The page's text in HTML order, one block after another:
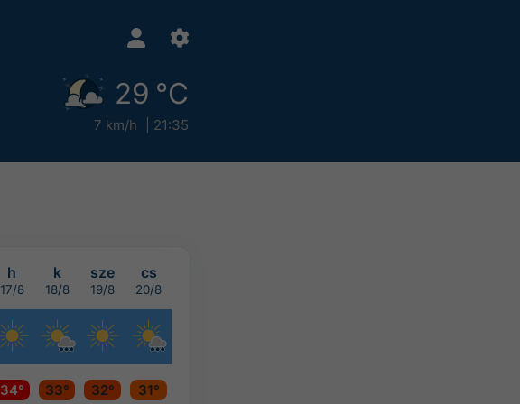
29 °C
7 km/h 21:35
h k sze cs
17/8 18/8 19/8 20/8
34° 33° 32°
31°